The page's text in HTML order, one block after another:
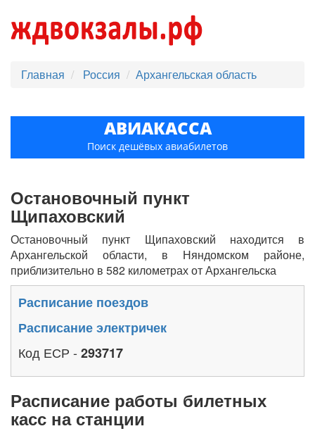
Главная Россия Архангельская область
АВИАКАССА
Поиск дешёвых авиабилетов
Остановочный пункт
Щипаховский
Остановочный пункт Щипаховский находится в
Архангельской области, в Няндомском районе,
приблизительно в 582 километрах от Архангельска
Расписание поездов
Расписание электричек
Код ЕСР - 293717
Расписание работы билетных
касс на станции